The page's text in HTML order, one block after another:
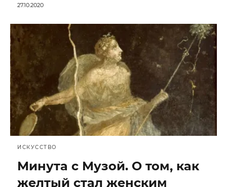
27.10.2020
ИСКУССТВО
Минута с Музой. О том, как
желтый стал женским